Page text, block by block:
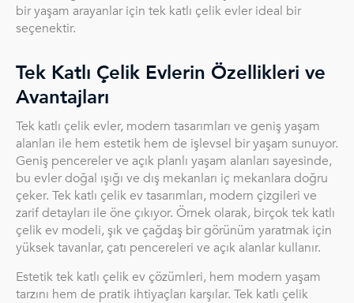
bir yaşam arayanlar için tek katlı çelik evler ideal bir
seçenektir.
Tek Katlı Çelik Evlerin Özellikleri ve
Avantajları
Tek katlı çelik evler, modern tasarımları ve geniş yaşam
alanları ile hem estetik hem de işlevsel bir yaşam sunuyor.
Geniş pencereler ve açık planlı yaşam alanları sayesinde,
bu evler doğal ışığı ve dış mekanları iç mekanlara doğru
çeker. Tek katlı çelik ev tasarımları, modern çizgileri ve
zarif detayları ile öne çıkıyor. Örnek olarak, birçok tek katlı
çelik ev modeli, şık ve çağdaş bir görünüm yaratmak için
yüksek tavanlar, çatı pencereleri ve açık alanlar kullanır.
Estetik tek katlı çelik ev çözümleri, hem modern yaşam
tarzını hem de pratik ihtiyaçları karşılar. Tek katlı çelik